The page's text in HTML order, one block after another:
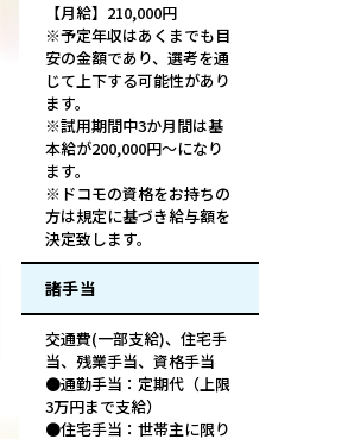
【月給】210,000円
※予定年収はあくまでも目
安の金額であり、選考を通
じて上下する可能性があり
ます。
※試用期間中3か月間は基
本給が200,000円～になり
ます。
※ドコモの資格をお持ちの
方は規定に基づき給与額を
決定致します。
諸手当
交通費(一部支給)、住宅手
当、残業手当、資格手当
●通勤手当：定期代（上限
3万円まで支給）
●住宅手当：世帯主に限り